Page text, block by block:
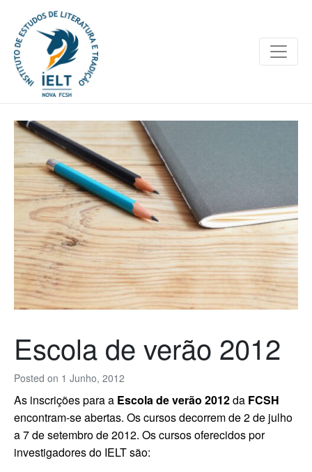
Posted on 1 Junho, 2012
Escola de verão 2012
As inscrições para a Escola de verão 2012da FCSH
encontram-se abertas. Os cursos decorrem de 2 de julho
a 7 de setembro de 2012. Os cursos oferecidos por
investigadores do IELT são: